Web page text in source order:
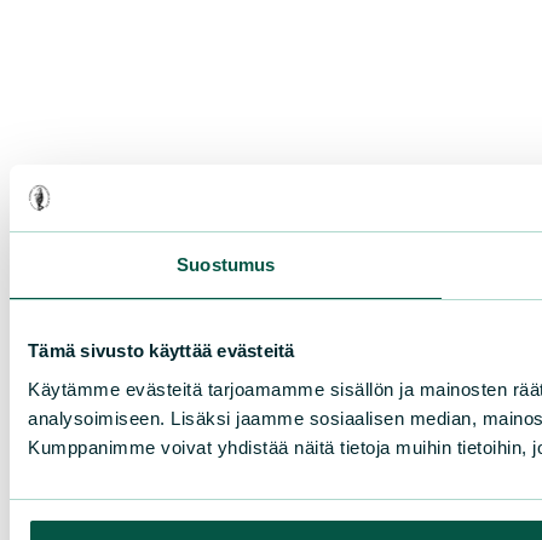
Suostumus
Tämä sivusto käyttää evästeitä
Käytämme evästeitä tarjoamamme sisällön ja mainosten
analysoimiseen. Lisäksi jaamme sosiaalisen median,
Kumppanimme voivat yhdistää näitä tietoja muihin tietoihin,